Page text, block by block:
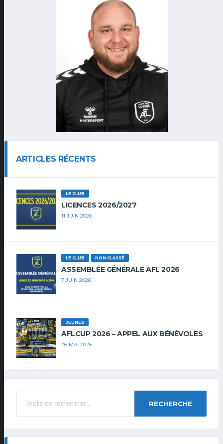
ARTICLES RÉCENTS
LE CLUB
LICENCES 2026/2027
11 JUIN 2026
LE CLUB NON CLASSÉ
ASSEMBLÉE GÉNÉRALE AFL 2026
7 JUIN 2026
JEUNES
AFLCUP 2026 – APPEL AUX BÉNÉVOLES
26 MAI 2026
RECHERCHE